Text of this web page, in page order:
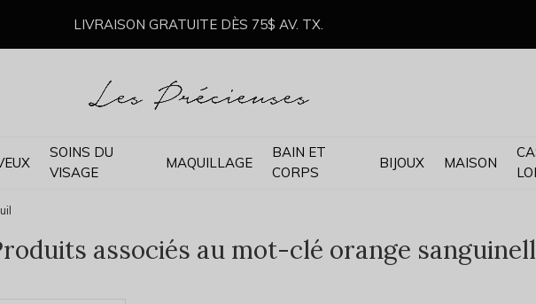
SOINS DU
VISAGE
MAQUILLAGE
BAIN ET
CORPS
BIJOUX MAISON
LIVRAISON GRATUITE DÈS 75$ AV. TX.
associés au mot-clé orange